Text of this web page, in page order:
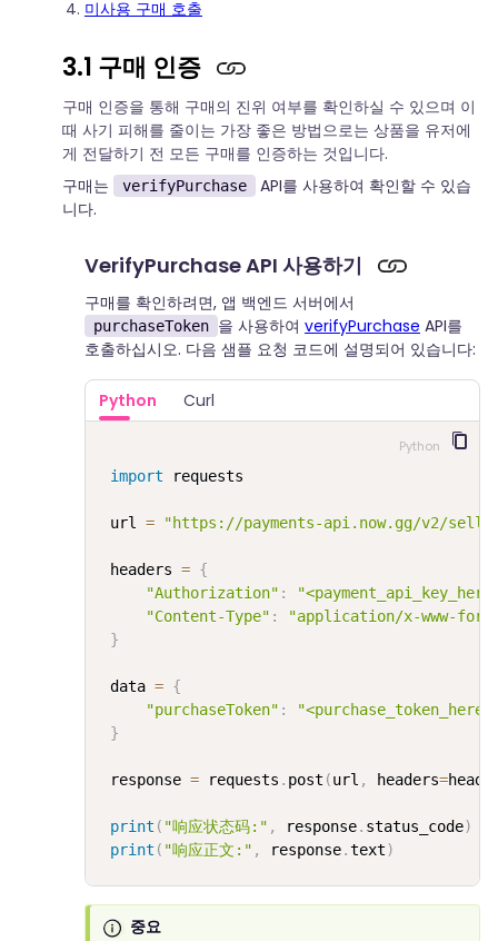
미사용 구매 호출
3.1 구매 인증
구매 인증을 통해 구매의 진위 여부를 확인하실 수 있으며 이
때 사기 피해를 줄이는 가장 좋은 방법으로는 상품을 유저에
게 전달하기 전 모든 구매를 인증하는 것입니다.
구매는
verifyPurchase
API를 사용하여 확인할 수 있습
니다.
VerifyPurchase API 사용하기
구매를 확인하려면, 앱 백엔드 서버에서
purchaseToken 을 사용하여 verifyPurchase API를
호출하십시오. 다음 샘플 요청 코드에 설명되어 있습니다:
Python Curl
import requests
url = "https://payments-api.now.gg/v2/
headers = {
"Authorization" :
"Content-Type" :
"application/x-www-
}
data = {
"purchaseToken" :
}
response = requests . post (url , headers=
print ( "响应状态码:" , response. status_code)
print ( "响应正文:" , response.text)
Python
중요